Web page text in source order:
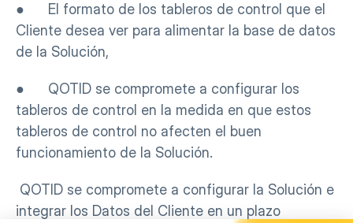
●      El formato de los tableros de control que el
Cliente desea ver para alimentar la base de datos
de la Solución,
●      QOTID se compromete a configurar los
tableros de control en la medida en que estos
tableros de control no afecten el buen
funcionamiento de la Solución.
QOTID se compromete a configurar la Solución e
integrar los Datos del Cliente en un plazo